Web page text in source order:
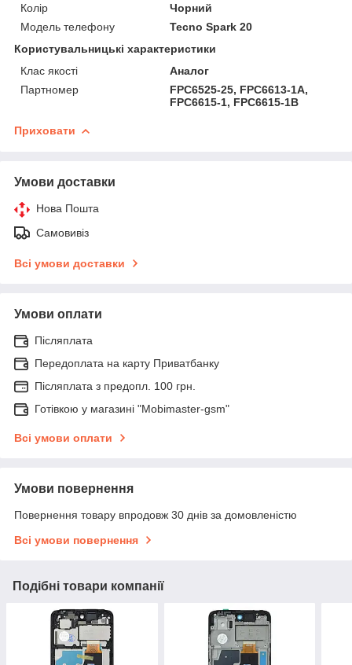
Колір
Чорний
Модель телефону
Tecno Spark 20
Користувальницькі характеристики
Клас якості
Аналог
Партномер
FPC6525-25, FPC6613-1A,
FPC6615-1, FPC6615-1B
Приховати
Умови доставки
Нова Пошта
Самовивіз
Всі умови доставки
Умови оплати
Післяплата
Передоплата на карту Приватбанку
Післяплата з предопл. 100 грн.
Готівкою у магазині "Mobimaster-gsm"
Всі умови оплати
Умови повернення
Повернення товару впродовж 30 днів за домовленістю
Всі умови повернення
Подібні товари компанії